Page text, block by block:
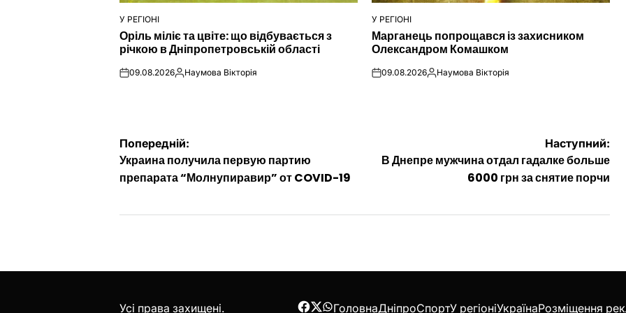
ОПУБЛІКУВАТИ
У
У РЕГІОНІ
Оріль міліє та цвіте: що відбувається з
річкою в Дніпропетровській області
on09.08.2026Опубліковано
Наумова Вікторія
ОПУБЛІКУВАТИ
У
У РЕГІОНІ
Марганець попрощався із захисником
Олександром Комашком
on09.08.2026Опубліковано
Наумова Вікторія
Навігація
записів
Попередній:
Украина получила первую партию
препарата “Молнупиравир” от COVID-19
Наступний:
В Днепре мужчина отдал гадалке больше
6000 грн за снятие порчи
Усі права захищені. ГоловнаДніпроСпортУ регіоніУкраїнаРозміщення